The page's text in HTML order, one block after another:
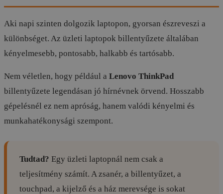
Aki napi szinten dolgozik laptopon, gyorsan észreveszi a
különbséget. Az üzleti laptopok billentyűzete általában
kényelmesebb, pontosabb, halkabb és tartósabb.
Nem véletlen, hogy például a Lenovo ThinkPad
billentyűzete legendásan jó hírnévnek örvend. Hosszabb
gépelésnél ez nem apróság, hanem valódi kényelmi és
munkahatékonysági szempont.
Tudtad? Egy üzleti laptopnál nem csak a
teljesítmény számít. A zsanér, a billentyűzet, a
touchpad, a kijelző és a ház merevsége is sokat